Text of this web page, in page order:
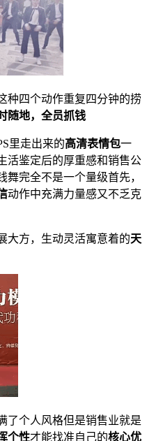
种四个动作重复四分钟的捞
随地，全员抓钱
里走出来的高清表情包一
活鉴定后的厚重感和销售公
完全不是一个量级首先，
动作中充满力量感又不乏克
大方，生动灵活寓意着的天
了个人风格但是销售业就是
个性才能找准自己的核心优